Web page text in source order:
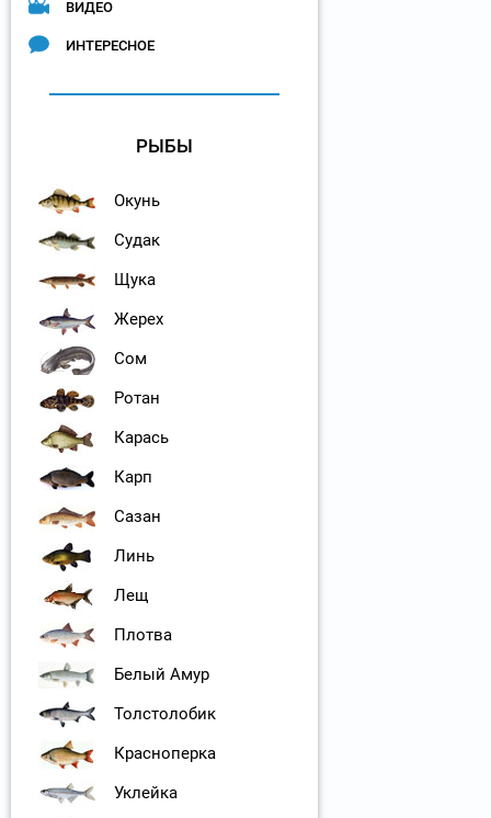
ВИДЕО
ИНТЕРЕСНОЕ
РЫБЫ
Окунь
Судак
Щука
Жерех
Сом
Ротан
Карась
Карп
Сазан
Линь
Лещ
Плотва
Белый Амур
Толстолобик
Красноперка
Уклейка